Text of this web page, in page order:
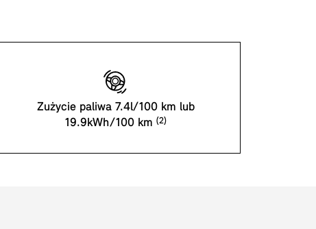
Zużycie paliwa 7.4l/100 km lub
19.9kWh/100 km